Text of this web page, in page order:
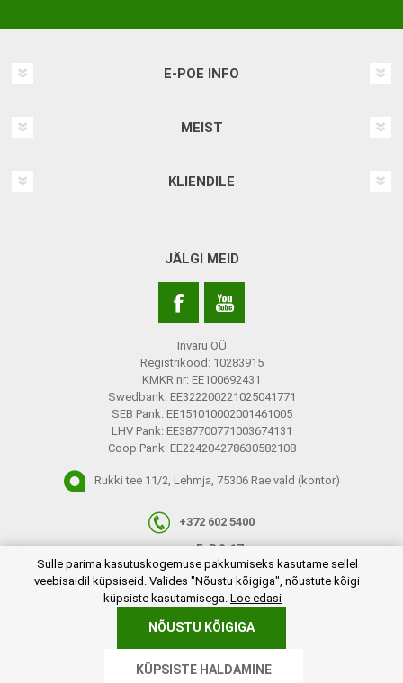
E-POE INFO
MEIST
KLIENDILE
JÄLGI MEID
Invaru OÜ
Registrikood: 10283915
KMKR nr: EE100692431
Swedbank: EE322200221025041771
SEB Pank: EE151010002001461005
LHV Pank: EE387700771003674131
Coop Pank: EE224204278630582108
Rukki tee 11/2, Lehmja, 75306 Rae vald (kontor)
+372 602 5400
E-R 9-17
info@invaru.ee
Powered bynopCommerce
Sulle parima kasutuskogemuse pakkumiseks kasutame sellel
veebisaidil küpsiseid. Valides "Nõustu kõigiga", nõustute kõigi
küpsiste kasutamisega. Loe edasi
NÕUSTU KÕIGIGA
KÜPSISTE HALDAMINE